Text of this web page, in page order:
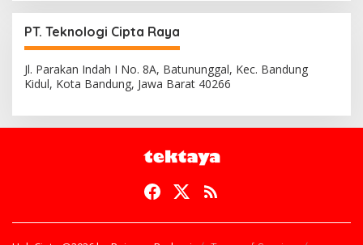
PT. Teknologi Cipta Raya
Jl. Parakan Indah I No. 8A, Batununggal, Kec. Bandung
Kidul, Kota Bandung, Jawa Barat 40266